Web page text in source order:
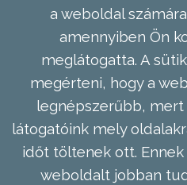
a weboldal
amennyiben Ön
meglátogatta. A
megérteni, hogy a
legnépszerűbb,
látogatóink mely
időt töltenek ott.
weboldalt jobban